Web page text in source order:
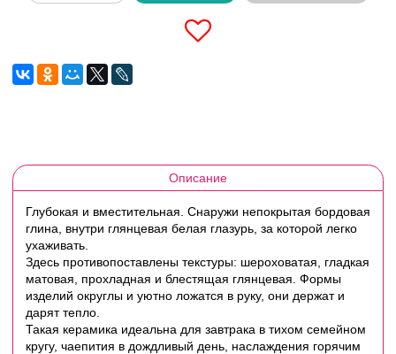
Описание
Глубокая и вместительная. Снаружи непокрытая бордовая
глина, внутри глянцевая белая глазурь, за которой легко
ухаживать.
Здесь противопоставлены текстуры: шероховатая, гладкая
матовая, прохладная и блестящая глянцевая. Формы
изделий округлы и уютно ложатся в руку, они держат и
дарят тепло.
Такая керамика идеальна для завтрака в тихом семейном
кругу, чаепития в дождливый день, наслаждения горячим